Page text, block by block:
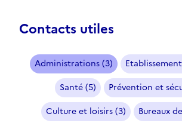
Contacts utiles
Administrations (3)
Santé (5)
Prévention et
Culture et loisirs (3)
Bureaux